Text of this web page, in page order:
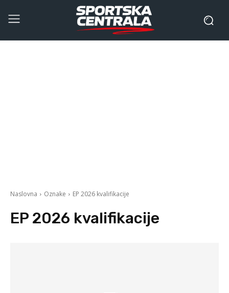
Naslovna Oznake EP 2026 kvalifikacije
EP 2026 kvalifikacije